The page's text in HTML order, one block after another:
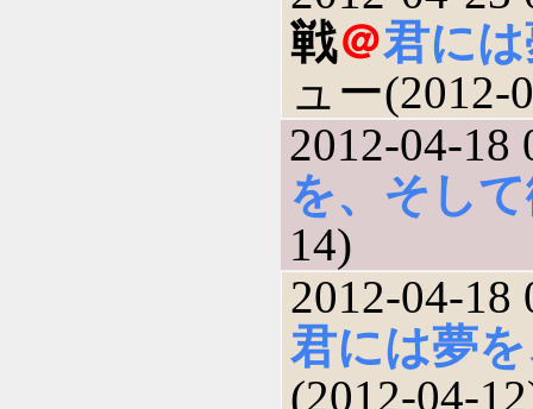
戦＠君に
ュー(2012-
2012-04-18
を、そし
14)
2012-04-18
君には夢
(2012-04-